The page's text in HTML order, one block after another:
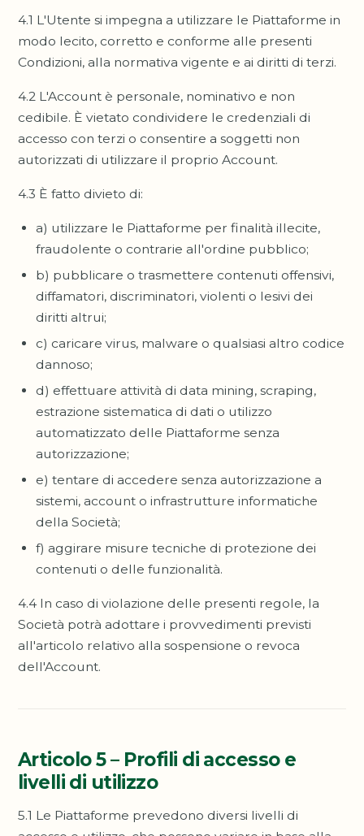
4.1 L'Utente si impegna a utilizzare le Piattaforme in
modo lecito, corretto e conforme alle presenti
Condizioni, alla normativa vigente e ai diritti di terzi.
4.2 L'Account è personale, nominativo e non
cedibile. È vietato condividere le credenziali di
accesso con terzi o consentire a soggetti non
autorizzati di utilizzare il proprio Account.
4.3 È fatto divieto di:
a) utilizzare le Piattaforme per finalità illecite,
fraudolente o contrarie all'ordine pubblico;
b) pubblicare o trasmettere contenuti offensivi,
diffamatori, discriminatori, violenti o lesivi dei
diritti altrui;
c) caricare virus, malware o qualsiasi altro codice
dannoso;
d) effettuare attività di data mining, scraping,
estrazione sistematica di dati o utilizzo
automatizzato delle Piattaforme senza
autorizzazione;
e) tentare di accedere senza autorizzazione a
sistemi, account o infrastrutture informatiche
della Società;
f) aggirare misure tecniche di protezione dei
contenuti o delle funzionalità.
4.4 In caso di violazione delle presenti regole, la
Società potrà adottare i provvedimenti previsti
all'articolo relativo alla sospensione o revoca
dell'Account.
Articolo 5 – Profili di accesso e
livelli di utilizzo
5.1 Le Piattaforme prevedono diversi livelli di